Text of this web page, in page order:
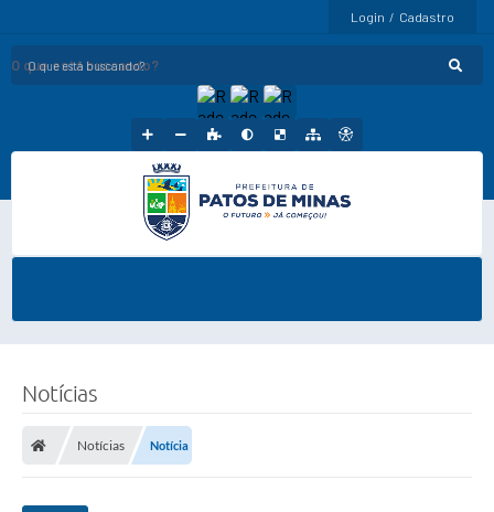
Login / Cadastro
O que está buscando?
Notícias
Notícias Notícia